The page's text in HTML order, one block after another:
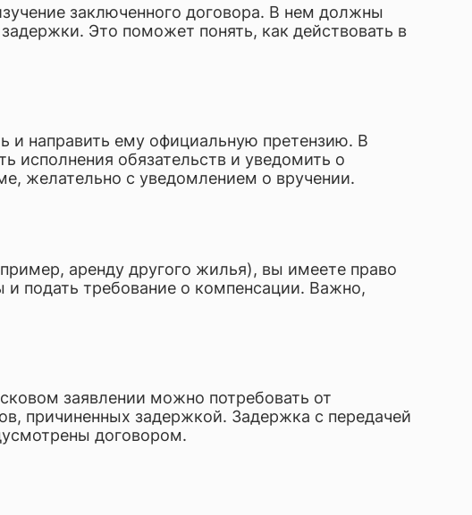
заключенного договора. В нем должны
Это поможет понять, как действовать в
и направить ему официальную претензию. В
исполнения обязательств и уведомить о
желательно с уведомлением о вручении.
аренду другого жилья), вы имеете право
подать требование о компенсации. Важно,
заявлении можно потребовать от
причиненных задержкой. Задержка с передачей
договором.